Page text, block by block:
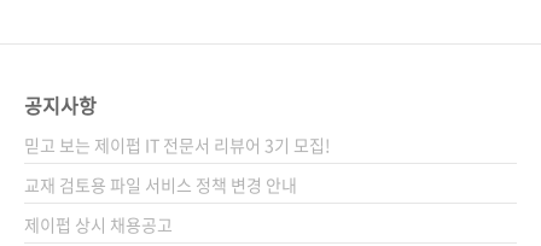
한 쉬운 설명과 다양하고 많은 그림으로 구성되
어 있습니다. 이 구성 덕에 내용마다 머리로 한
번, 눈으로 또 한 번 익힐 수 있게 하여 더욱 확실
히 머리에 남습니다.심지어는 책 도입부의 '이 ..
공지사항
믿고 보는 제이펍 IT 전문서 리뷰어 3기 모집!
교재 검토용 파일 서비스 정책 변경 안내
제이펍 상시 채용공고